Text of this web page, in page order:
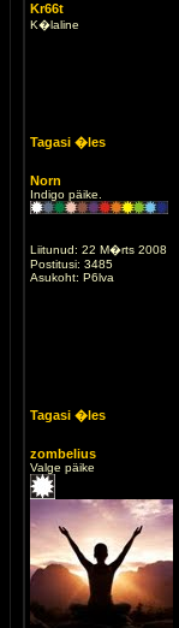
Kr66t
K�laline
Tagasi �les
Norn
Indigo päike.
Liitunud: 22 M�rts 2008
Postitusi: 3485
Asukoht: P6lva
Tagasi �les
zombelius
Valge päike